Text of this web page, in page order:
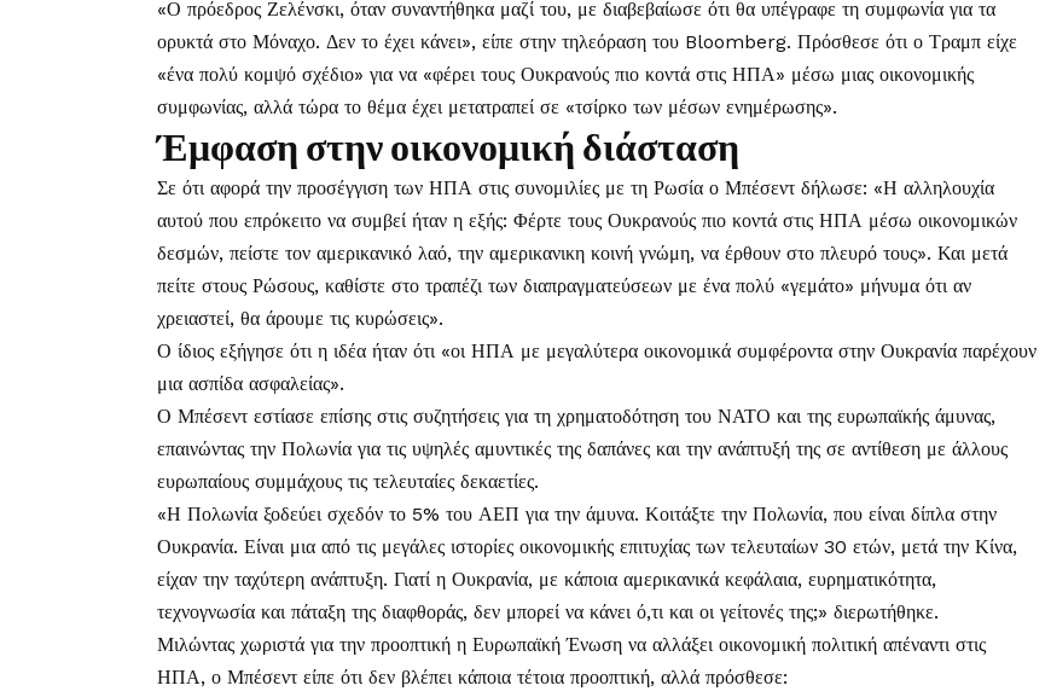
«Ο πρόεδρος Ζελένσκι, όταν συναντήθηκα μαζί του, με διαβεβαίωσε ότι θα υπέγραφε τη συμφωνία για τα
ορυκτά στο Μόναχο. Δεν το έχει κάνει», είπε στην τηλεόραση του Bloomberg. Πρόσθεσε ότι ο Τραμπ είχε
«ένα πολύ κομψό σχέδιο» για να «φέρει τους Ουκρανούς πιο κοντά στις ΗΠΑ» μέσω μιας οικονομικής
συμφωνίας, αλλά τώρα το θέμα έχει μετατραπεί σε «τσίρκο των μέσων ενημέρωσης».
Έμφαση στην οικονομική διάσταση
Σε ότι αφορά την προσέγγιση των ΗΠΑ στις συνομιλίες με τη Ρωσία ο Μπέσεντ δήλωσε: «Η αλληλουχία
αυτού που επρόκειτο να συμβεί ήταν η εξής: Φέρτε τους Ουκρανούς πιο κοντά στις ΗΠΑ μέσω οικονομικών
δεσμών, πείστε τον αμερικανικό λαό, την αμερικανικη κοινή γνώμη, να έρθουν στο πλευρό τους». Και μετά
πείτε στους Ρώσους, καθίστε στο τραπέζι των διαπραγματεύσεων με ένα πολύ «γεμάτο» μήνυμα ότι αν
χρειαστεί, θα άρουμε τις κυρώσεις».
Ο ίδιος εξήγησε ότι η ιδέα ήταν ότι «οι ΗΠΑ με μεγαλύτερα οικονομικά συμφέροντα στην Ουκρανία παρέχουν
μια ασπίδα ασφαλείας».
Ο Μπέσεντ εστίασε επίσης στις συζητήσεις για τη χρηματοδότηση του ΝΑΤΟ και της ευρωπαϊκής άμυνας,
επαινώντας την Πολωνία για τις υψηλές αμυντικές της δαπάνες και την ανάπτυξή της σε αντίθεση με άλλους
ευρωπαίους συμμάχους τις τελευταίες δεκαετίες.
«Η Πολωνία ξοδεύει σχεδόν το 5% του ΑΕΠ για την άμυνα. Κοιτάξτε την Πολωνία, που είναι δίπλα στην
Ουκρανία. Είναι μια από τις μεγάλες ιστορίες οικονομικής επιτυχίας των τελευταίων 30 ετών, μετά την Κίνα,
είχαν την ταχύτερη ανάπτυξη. Γιατί η Ουκρανία, με κάποια αμερικανικά κεφάλαια, ευρηματικότητα,
τεχνογνωσία και πάταξη της διαφθοράς, δεν μπορεί να κάνει ό,τι και οι γείτονές της;» διερωτήθηκε.
Μιλώντας χωριστά για την προοπτική η Ευρωπαϊκή Ένωση να αλλάξει οικονομική πολιτική απέναντι στις
ΗΠΑ, ο Μπέσεντ είπε ότι δεν βλέπει κάποια τέτοια προοπτική, αλλά πρόσθεσε: